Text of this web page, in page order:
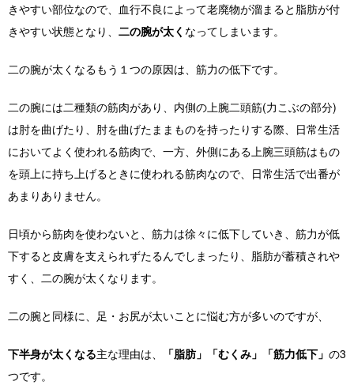
きやすい部位なので、血行不良によって老廃物が溜まると脂肪が付
きやすい状態となり、 二の腕が太く なってしまいます。
二の腕が太くなるもう１つの原因は、筋力の低下です。
二の腕には二種類の筋肉があり、内側の上腕二頭筋(力こぶの部分)
は肘を曲げたり、肘を曲げたままものを持ったりする際、日常生活
においてよく使われる筋肉で、一方、外側にある上腕三頭筋はもの
を頭上に持ち上げるときに使われる筋肉なので、日常生活で出番が
あまりありません。
日頃から筋肉を使わないと、筋力は徐々に低下していき、筋力が低
下すると皮膚を支えられずたるんでしまったり、脂肪が蓄積されや
すく、二の腕が太くなります。
二の腕と同様に、足・お尻が太いことに悩む方が多いのですが、
下半身が太くなる主な理由は、 「脂肪」「むくみ」「筋力低下」 の3
つです。